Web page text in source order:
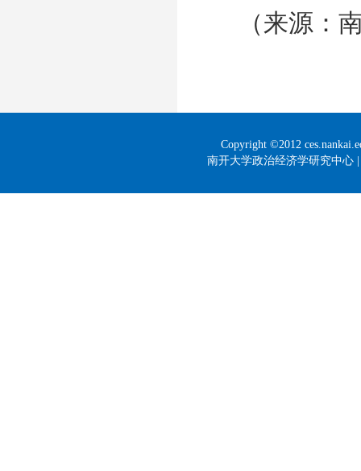
（来源：
Copyright ©2012
南开大学政治经济学研究中心